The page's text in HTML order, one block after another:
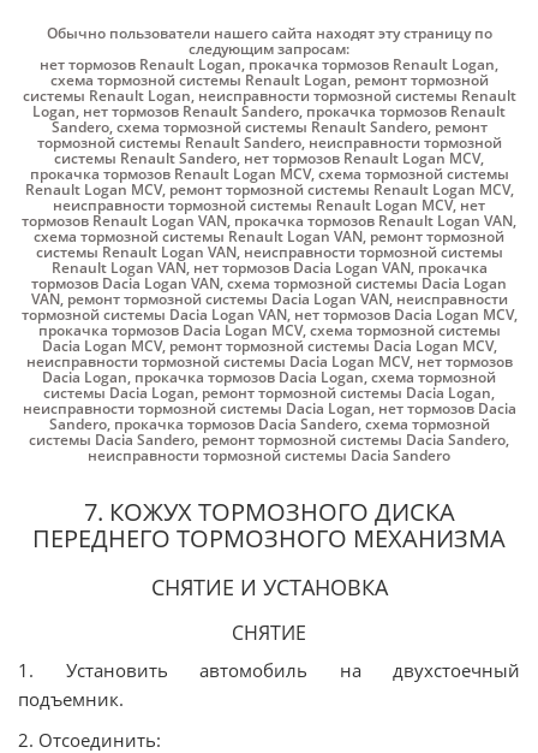
Обычно пользователи нашего сайта находят эту страницу по
следующим запросам:
нет тормозов Renault Logan, прокачка тормозов Renault Logan,
схема тормозной системы Renault Logan, ремонт тормозной
системы Renault Logan, неисправности тормозной системы Renault
Logan, нет тормозов Renault Sandero, прокачка тормозов Renault
Sandero,схема тормозной системы Renault Sandero, ремонт
тормозной системы Renault Sandero, неисправности тормозной
системы Renault Sandero, нет тормозов Renault Logan MCV,
прокачка тормозов Renault Logan MCV,схема тормозной системы
Renault Logan MCV, ремонт тормозной системы Renault Logan MCV,
неисправности тормозной системы Renault Logan MCV, нет
тормозов Renault Logan VAN, прокачка тормозов Renault Logan VAN,
схема тормозной системы Renault Logan VAN, ремонт тормозной
системы Renault Logan VAN, неисправности тормозной системы
Renault Logan VAN, нет тормозов Dacia Logan VAN, прокачка
тормозов Dacia Logan VAN,схема тормозной системы Dacia Logan
VAN, ремонт тормозной системы Dacia Logan VAN, неисправности
тормозной системы Dacia Logan VAN, нет тормозов Dacia Logan MCV,
прокачка тормозов Dacia Logan MCV,схема тормозной системы
Dacia Logan MCV, ремонт тормозной системы Dacia Logan MCV,
неисправности тормозной системы Dacia Logan MCV, нет тормозов
Dacia Logan, прокачка тормозов Dacia Logan,схема тормозной
системы Dacia Logan, ремонт тормозной системы Dacia Logan,
неисправности тормозной системы Dacia Logan, нет тормозов Dacia
Sandero, прокачка тормозов Dacia Sandero,схема тормозной
системы Dacia Sandero, ремонт тормозной системы Dacia Sandero,
неисправности тормозной системы Dacia Sandero
7. КОЖУХ ТОРМОЗНОГО ДИСКА
ПЕРЕДНЕГО ТОРМОЗНОГО МЕХАНИЗМА
СНЯТИЕ И УСТАНОВКА
СНЯТИЕ
1. Установить автомобиль на двухстоечный
подъемник.
2. Отсоединить: